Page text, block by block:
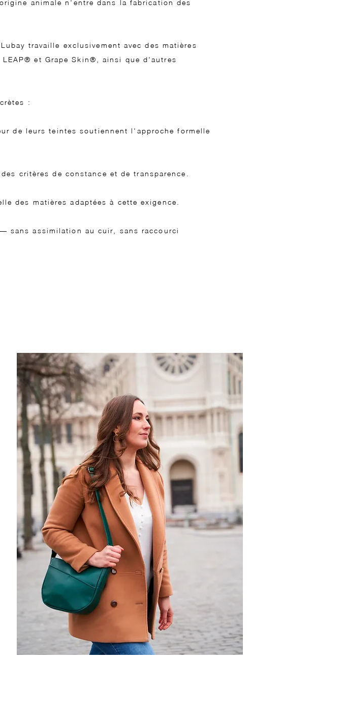
animale n'entre dans la fabrication des
travaille exclusivement avec des matières
et Grape Skin®, ainsi que d'autres
:
de leurs teintes soutiennent l'approche formelle
critères de constance et de transparence.
des matières adaptées à cette exigence.
sans assimilation au cuir, sans raccourci